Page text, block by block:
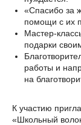
«Спасибо за
помощи с их
Мастер-
подарки
работы и
на
К участию
«Школьный